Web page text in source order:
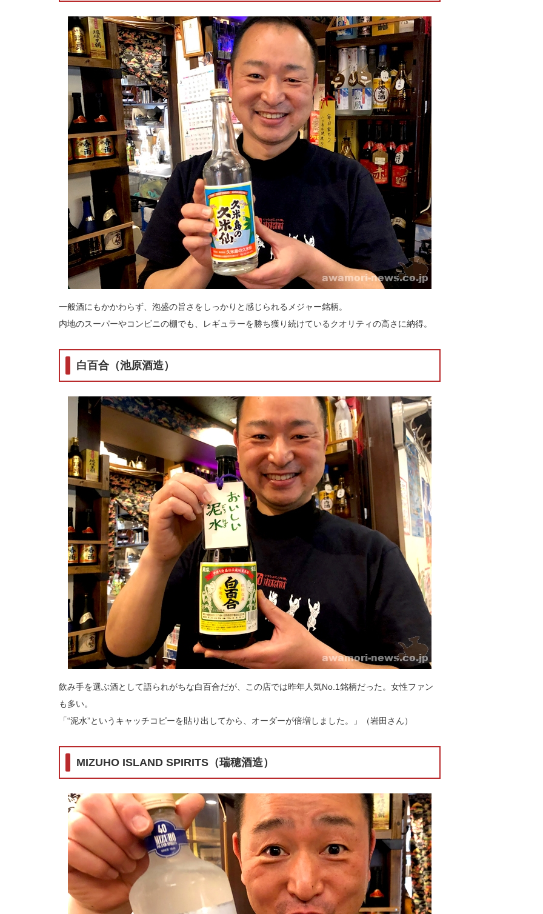
一般酒にもかかわらず、泡盛の旨さをしっかりと感じられるメジャー銘柄。
内地のスーパーやコンビニの棚でも、レギュラーを勝ち獲り続けているクオリティの高さに納得。
白百合（池原酒造）
飲み手を選ぶ酒として語られがちな白百合だが、この店では昨年人気No.1銘柄だった。女性ファン
も多い。
「“泥水”というキャッチコピーを貼り出してから、オーダーが倍増しました。」（岩田さん）
MIZUHO ISLAND SPIRITS（瑞穂酒造）